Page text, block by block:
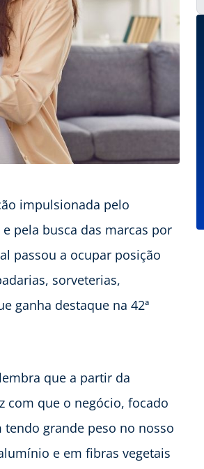
impulsionada pelo
pela busca das marcas por
passou a ocupar posição
sorveterias,
ganha destaque na 42ª
que a partir da
com que o negócio, focado
tendo grande peso no nosso
e em fibras vegetais